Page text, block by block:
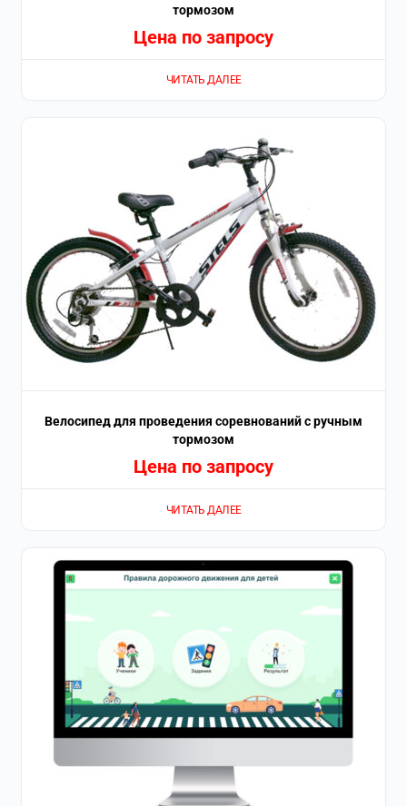
тормозом
Цена по запросу
ЧИТАТЬ ДАЛЕЕ
Велосипед для проведения соревнований с ручным
тормозом
Цена по запросу
ЧИТАТЬ ДАЛЕЕ